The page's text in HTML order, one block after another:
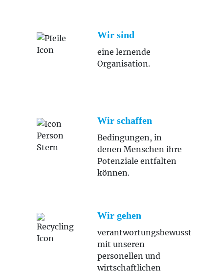
Wir sind
eine lernende
Organisation.
Wir schaffen
Bedingungen, in
denen Menschen ihre
Potenziale entfalten
können.
Wir gehen
verantwortungsbewusst
mit unseren
personellen und
wirtschaftlichen